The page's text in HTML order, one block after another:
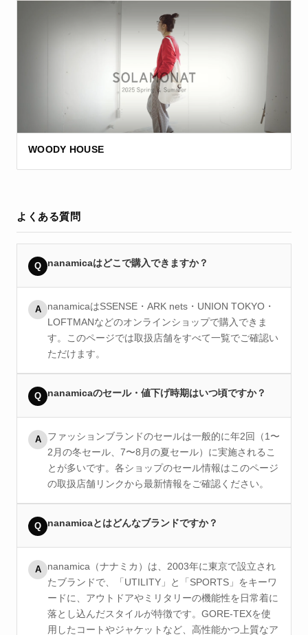
WOODY HOUSE
よくある質問
Q nanamicaはどこで購入できますか？
A
nanamicaはSSENSE・ARK nets・UNION TOKYO・
LOFTMANなどのオンラインショップで購入できま
す。このページでは取扱店舗をすべて一覧でご確認い
ただけます。
Q nanamicaのセール・値下げ時期はいつ頃ですか？
A
ファッションブランドのセールは一般的に年2回（1〜
2月の冬セール、7〜8月の夏セール）に実施されるこ
とが多いです。各ショップのセール情報はこのページ
の取扱店舗リンクから最新情報をご確認ください。
Q nanamicaとはどんなブランドですか？
A
nanamica（ナナミカ）は、2003年に東京で設立され
たブランドで、「UTILITY」と「SPORTS」をキーワ
ードに、アウトドアやミリタリーの機能性を日常着に
落とし込んだスタイルが特徴です。GORE-TEXを使
用したコートやジャケットなど、高性能かつ上質なア